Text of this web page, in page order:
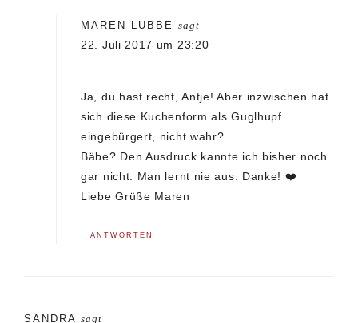
MAREN LUBBE sagt
22. Juli 2017 um 23:20
Ja, du hast recht, Antje! Aber inzwischen hat
sich diese Kuchenform als Guglhupf
eingebürgert, nicht wahr?
Bäbe? Den Ausdruck kannte ich bisher noch
gar nicht. Man lernt nie aus. Danke! ❤️
Liebe Grüße Maren
ANTWORTEN
SANDRA sagt